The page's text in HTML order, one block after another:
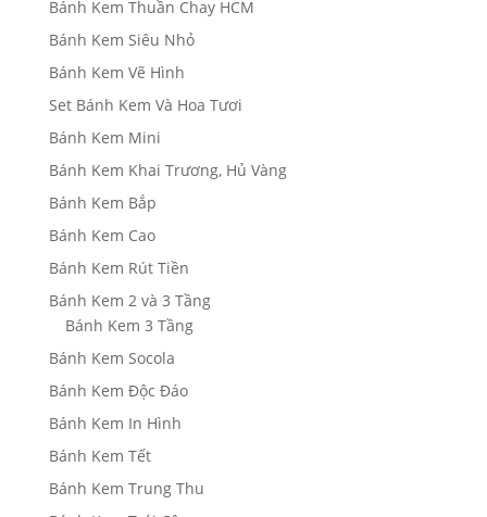
Bánh Kem Thuần Chay HCM
Bánh Kem Siêu Nhỏ
Bánh Kem Vẽ Hình
Set Bánh Kem Và Hoa Tươi
Bánh Kem Mini
Bánh Kem Khai Trương, Hủ Vàng
Bánh Kem Bắp
Bánh Kem Cao
Bánh Kem Rút Tiền
Bánh Kem 2 và 3 Tầng
Bánh Kem 3 Tầng
Bánh Kem Socola
Bánh Kem Độc Đáo
Bánh Kem In Hình
Bánh Kem Tết
Bánh Kem Trung Thu